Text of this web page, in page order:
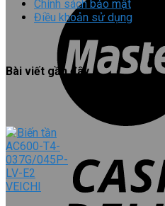
Chính sách bảo mật
Điều khoản sử dụng
Bài viết gần đây